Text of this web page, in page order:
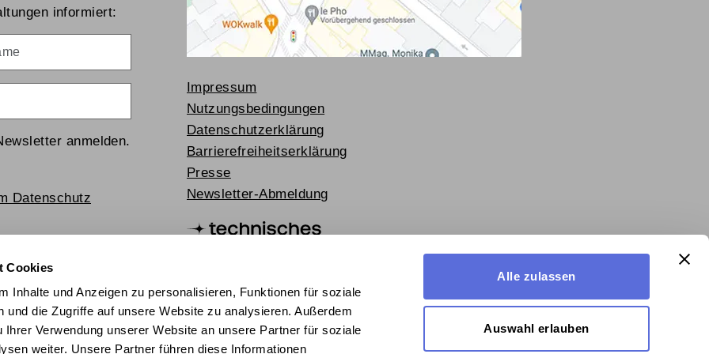
Cookies
Inhalte und Anzeigen zu personalisieren, Funktionen für soziale
und die Zugriffe auf unsere Website zu analysieren. Außerdem
Ihrer Verwendung unserer Website an unsere Partner für soziale
weiter. Unsere Partner führen diese Informationen
Alle zulassen
Auswahl erlauben
informiert:
anmelden.
Datenschutz
Impressum
Nutzungsbedingungen
Datenschutzerklärung
Barrierefreiheitserklärung
Presse
Newsletter-Abmeldung